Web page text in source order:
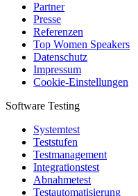
Partner
Presse
Referenzen
Top Women Speakers
Datenschutz
Impressum
Cookie-Einstellungen
Software Testing
Systemtest
Teststufen
Testmanagement
Integrationstest
Abnahmetest
Testautomatisierung